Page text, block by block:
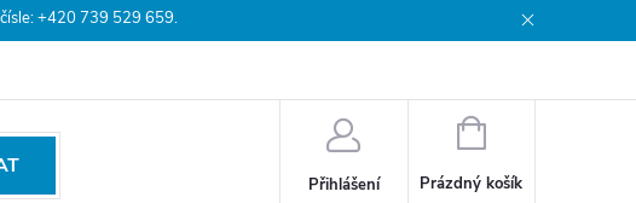
+420 739 529 659.
Přihlášení
NÁKUPNÍ
Prázdný košík